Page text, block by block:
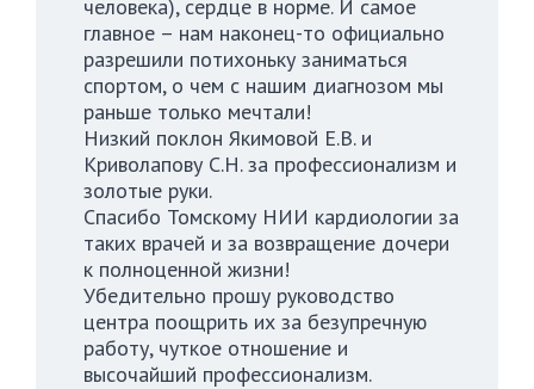
человека), сердце в норме. И самое
главное – нам наконец-то официально
разрешили потихоньку заниматься
спортом, о чем с нашим диагнозом мы
раньше только мечтали!
Низкий поклон Якимовой Е.В. и
Криволапову С.Н. за профессионализм и
золотые руки.
Спасибо Томскому НИИ кардиологии за
таких врачей и за возвращение дочери
к полноценной жизни!
Убедительно прошу руководство
центра поощрить их за безупречную
работу, чуткое отношение и
высочайший профессионализм.